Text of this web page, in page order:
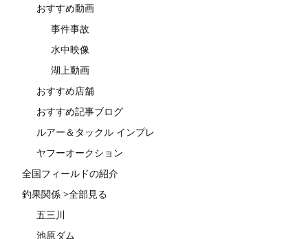
おすすめ動画
事件事故
水中映像
湖上動画
おすすめ店舗
おすすめ記事ブログ
ルアー＆タックル インプレ
ヤフーオークション
全国フィールドの紹介
釣果関係 >全部見る
五三川
池原ダム